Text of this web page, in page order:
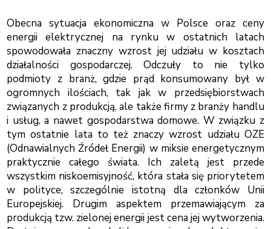
Obecna sytuacja ekonomiczna w Polsce oraz ceny
energii elektrycznej na rynku w ostatnich latach
spowodowała znaczny wzrost jej udziału w kosztach
działalności gospodarczej. Odczuły to nie tylko
podmioty z branż, gdzie prąd konsumowany był w
ogromnych ilościach, tak jak w przedsiębiorstwach
związanych z produkcją, ale także firmy z branży handlu
i usług, a nawet gospodarstwa domowe. W związku z
tym ostatnie lata to też znaczy wzrost udziału OZE
(Odnawialnych Źródeł Energii) w miksie energetycznym
praktycznie całego świata. Ich zaletą jest przede
wszystkim niskoemisyjność, która stała się priorytetem
w polityce, szczególnie istotną dla członków Unii
Europejskiej. Drugim aspektem przemawiającym za
produkcją tzw. zielonej energii jest cena jej wytworzenia.